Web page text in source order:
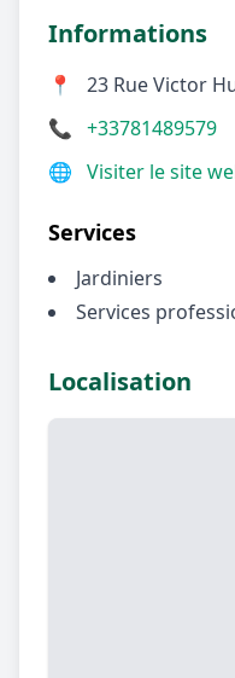
Informations
📍
23 Rue Victor
📞 +33781489579
🌐 Visiter le site
Services
Jardiniers
Services
Localisation